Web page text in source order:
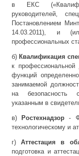
в ЕКС
руководителей,
Постановлением
14.03.2011), и
профессиональных
б) Квалификация
к профессиональной
функций
занимаемой
на безопасность
указанным в
в) Ростехнадзор -
технологическому и
г)Аттестация в
подготовка и